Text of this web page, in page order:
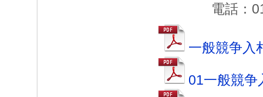
電話：019-
一般競争入
01一般競争